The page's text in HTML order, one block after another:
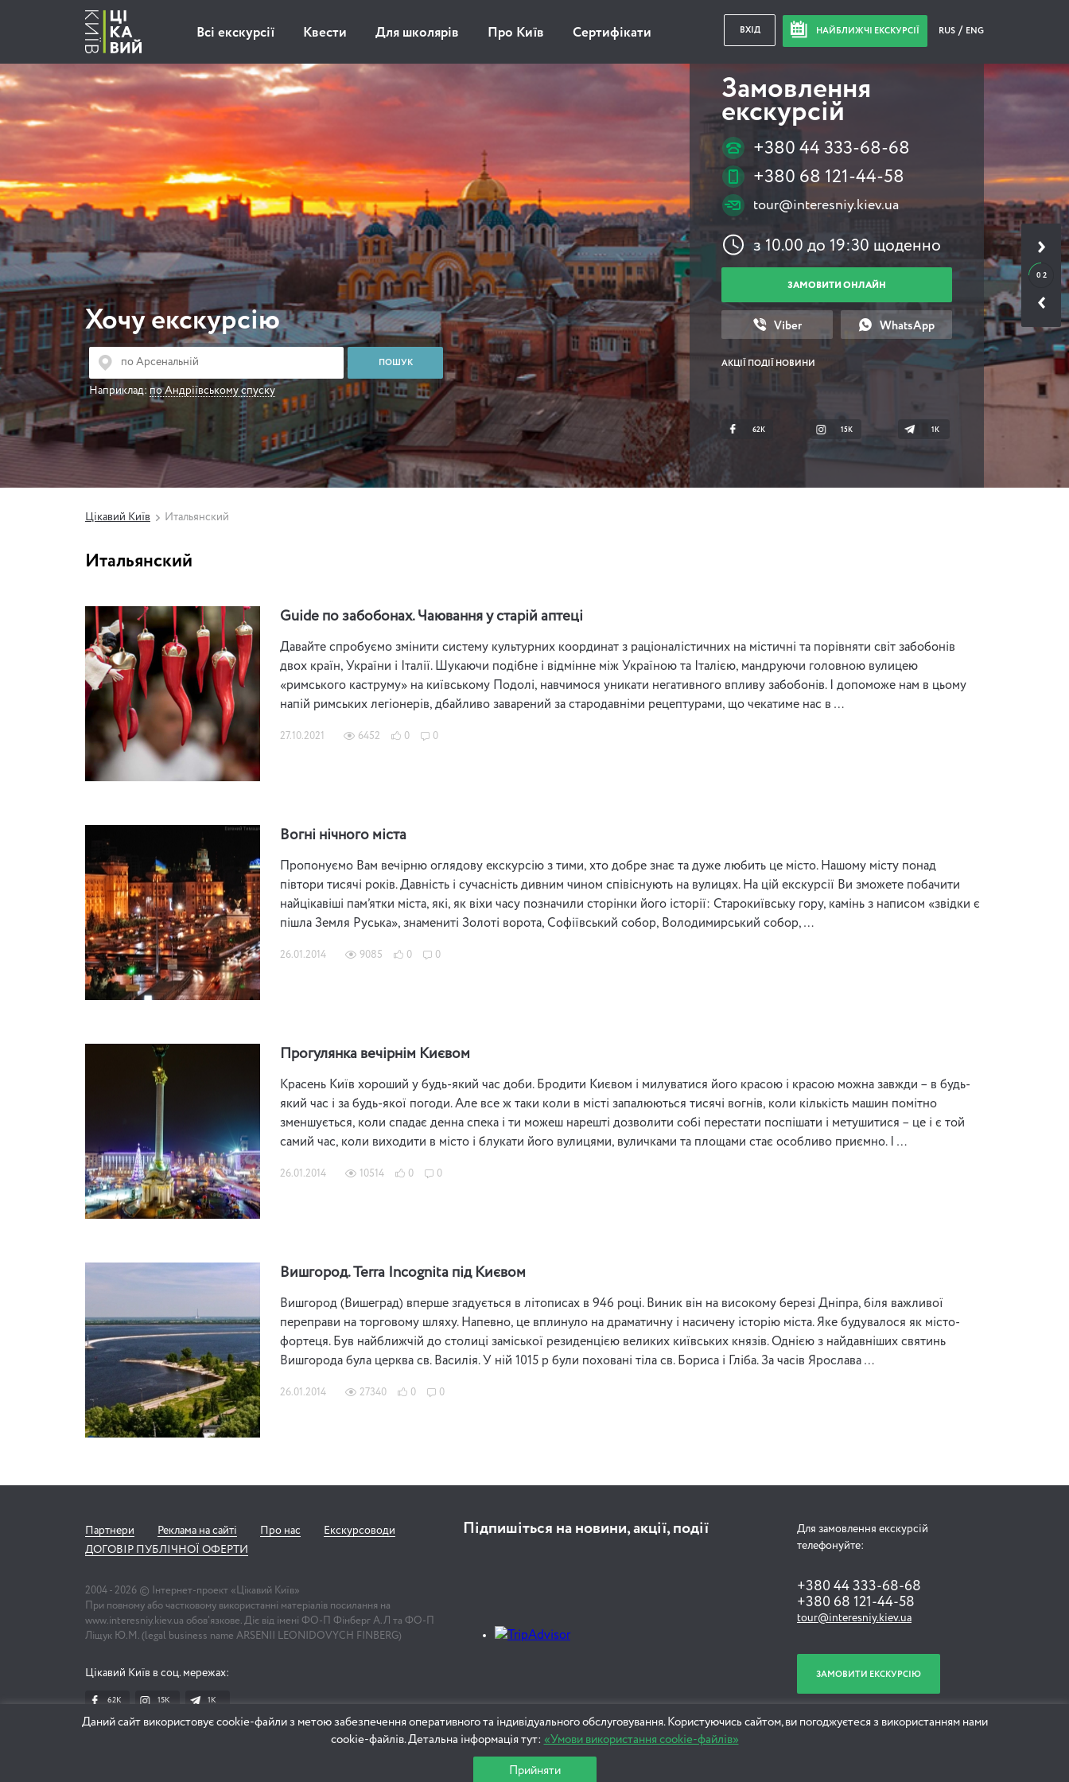
Всі екскурсії Квести Для школярів Про Київ Сертифікати ВХІД НАЙБЛИЖЧІ ЕКСКУРСІЇ RUS ENG
0 2
Хочу екскурсію
Наприклад: по Андріївському спуску
Замовлення
екскурсій
+380 44 333-68-68
+380 68 121-44-58
tour@interesniy.kiev.ua
з 10.00 до 19:30 щоденно
ЗАМОВИТИ ОНЛАЙН
Viber WhatsApp
АКЦІЇ ПОДІЇ НОВИНИ
62K 15K 1К
Цікавий Київ Итальянский
Итальянский
Guide по забобонах. Чаювання у старій аптеці
Давайте спробуємо змінити систему культурних координат з раціоналістичних на містичні та порівняти світ забобонів
двох країн, України і Італії. Шукаючи подібне і відмінне між Україною та Італією, мандруючи головною вулицею
«римського каструму» на київському Подолі, навчимося уникати негативного впливу забобонів. І допоможе нам в цьому
напій римських легіонерів, дбайливо заварений за стародавніми рецептурами, що чекатиме нас в …
27.10.2021 6452 0 0
Вогні нічного міста
Пропонуємо Вам вечірню оглядову екскурсію з тими, хто добре знає та дуже любить це місто. Нашому місту понад
півтори тисячі років. Давність і сучасність дивним чином співіснують на вулицях. На цій екскурсії Ви зможете побачити
найцікавіші пам’ятки міста, які, як віхи часу позначили сторінки його історії: Старокиївську гору, камінь з написом «звідки є
пішла Земля Руська», знамениті Золоті ворота, Софіївський собор, Володимирський собор, …
26.01.2014 9085 0 0
Прогулянка вечірнім Києвом
Красень Київ хороший у будь-який час доби. Бродити Києвом і милуватися його красою і красою можна завжди – в будь-
який час і за будь-якої погоди. Але все ж таки коли в місті запалюються тисячі вогнів, коли кількість машин помітно
зменшується, коли спадає денна спека і ти можеш нарешті дозволити собі перестати поспішати і метушитися – це і є той
самий час, коли виходити в місто і блукати його вулицями, вуличками та площами стає особливо приємно. І …
26.01.2014 10514 0 0
Вишгород. Terra Incognita під Києвом
Вишгород (Вишеград) вперше згадується в літописах в 946 році. Виник він на високому березі Дніпра, біля важливої ​​
переправи на торговому шляху. Напевно, це вплинуло на драматичну і насичену історію міста. Яке будувалося як місто-
фортеця. Був найближчій до столиці заміської резиденцією великих київських князів. Однією з найдавніших святинь
Вишгорода була церква св. Василія. У ній 1015 р були поховані тіла св. Бориса і Гліба. За часів Ярослава …
26.01.2014 27340 0 0
Партнери Реклама на сайті Про нас
Екскурсоводи
ДОГОВІР ПУБЛІЧНОЇ ОФЕРТИ
2004 - 2026 © Інтернет-проект «Цікавий Київ»
При повному або частковому використанні матеріалів посилання на
www.interesniy.kiev.ua обов'язкове. Діє від імені ФО-П Фінберг А.Л та ФО-П
Ліщук Ю.М. (legal business name ARSENII LEONIDOVYCH FINBERG)
Цікавий Київ в соц. мережах:
62K 15K 1К
Підпишіться на новини, акції, події
Для замовлення екскурсій
телефонуйте:
+380 44 333-68-68
+380 68 121-44-58
tour@interesniy.kiev.ua
ЗАМОВИТИ ЕКСКУРСІЮ
Даний сайт використовує cookie-файли з метою забезпечення оперативного та індивідуального обслуговування. Користуючись сайтом, ви погоджуєтеся з використанням нами
cookie-файлів. Детальна інформація тут: «Умови використання cookie-файлів»
Прийняти